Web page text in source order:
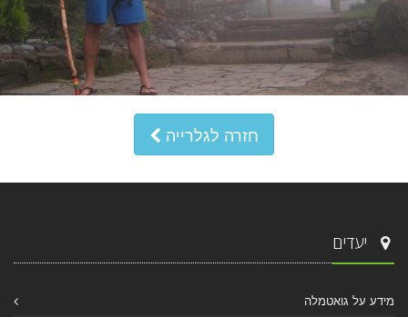
חזרה לגלרייה
יעדים
מידע על גואטמלה